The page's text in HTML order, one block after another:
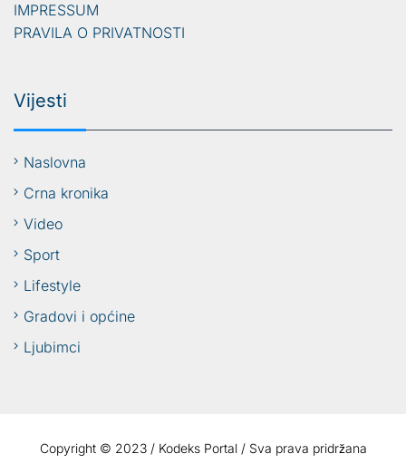
IMPRESSUM
PRAVILA O PRIVATNOSTI
Vijesti
Naslovna
Crna kronika
Video
Sport
Lifestyle
Gradovi i općine
Ljubimci
Copyright © 2023 / Kodeks Portal / Sva prava pridržana